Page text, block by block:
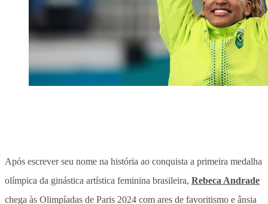
Após escrever seu nome na história ao conquista a primeira medalha
olímpica da ginástica artística feminina brasileira, Rebeca Andrade
chega às Olimpíadas de Paris 2024 com ares de favoritismo e ânsia